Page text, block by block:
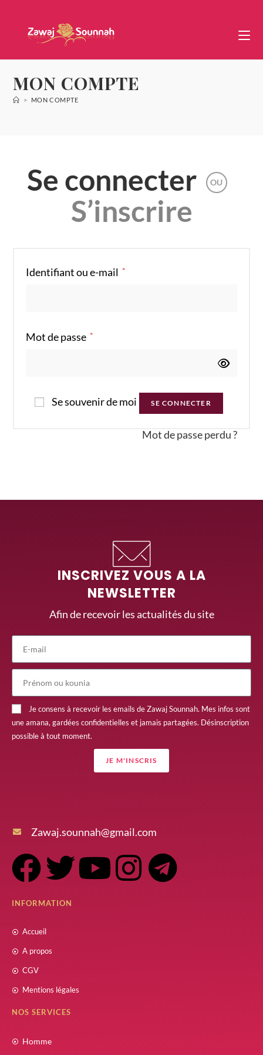
MON COMPTE
> MON COMPTE
Se connecter OU
S’inscrire
Identifiant ou e-mail *
Mot de passe *
Se souvenir de moi SE CONNECTER
Mot de passe perdu ?
INSCRIVEZ VOUS A LA
NEWSLETTER
Afin de recevoir les actualités du site
Je consens à recevoir les emails de Zawaj Sounnah. Mes infos sont
une amana, gardées confidentielles et jamais partagées. Désinscription
possible à tout moment.
JE M'INSCRIS
Zawaj.sounnah@gmail.com
INFORMATION
Accueil
A propos
CGV
Mentions légales
NOS SERVICES
Homme